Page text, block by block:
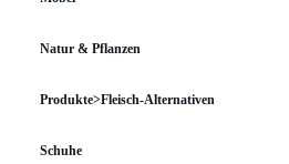
Natur & Pflanzen
Produkte>Fleisch-Alternativen
Schuhe